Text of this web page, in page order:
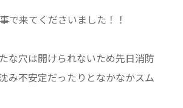
で来てくださいました！！
な穴は開けられないため先日消防
み不安定だったりとなかなかスム